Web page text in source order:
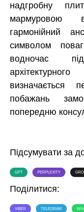
надгробну
мармуровою
гармонійний
символом
водночас
визначається
побажань
попередню
Підсумувати за
GPT PERPLEXITY
Поділитися:
VIBER TELEGRAM